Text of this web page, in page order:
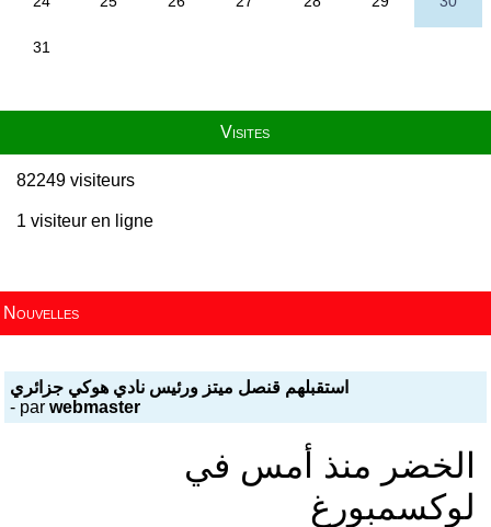
Visites
82249 visiteurs
1 visiteur en ligne
Nouvelles
- parwebmaster
‬لوكسمبورغ